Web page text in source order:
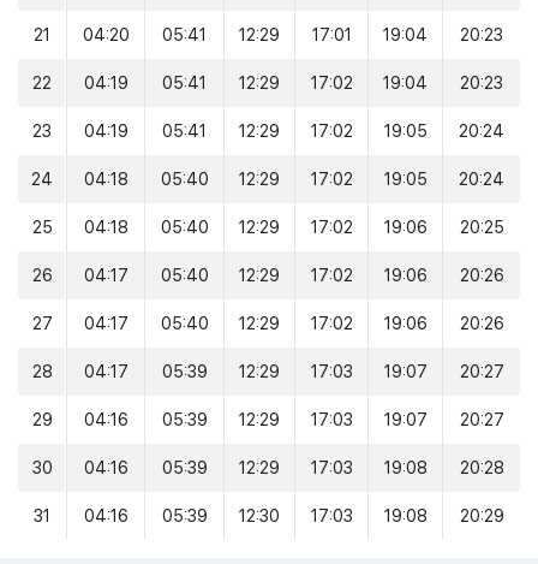
21 04:20 05:41 12:29 17:01 19:04 20:23
22 04:19 05:41 12:29 17:02 19:04 20:23
23 04:19 05:41 12:29 17:02 19:05 20:24
24 04:18 05:40 12:29 17:02 19:05 20:24
25 04:18 05:40 12:29 17:02 19:06 20:25
26 04:17 05:40 12:29 17:02 19:06 20:26
27 04:17 05:40 12:29 17:02 19:06 20:26
28 04:17 05:39 12:29 17:03 19:07 20:27
29 04:16 05:39 12:29 17:03 19:07 20:27
30 04:16 05:39 12:29 17:03 19:08 20:28
31 04:16 05:39 12:30 17:03 19:08 20:29